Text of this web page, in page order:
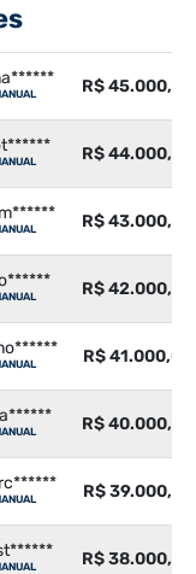
R$ 45.000,00
R$ 44.000,00
R$ 43.000,00
R$ 42.000,00
R$ 41.000,00
R$ 40.000,00
R$ 39.000,00
R$ 38.000,00